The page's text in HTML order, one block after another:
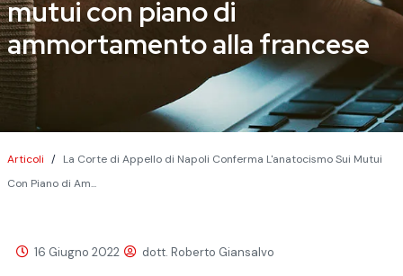
mutui con piano di
ammortamento alla francese
Briciole di pane
Articoli
La Corte di Appello di Napoli Conferma L'anatocismo Sui Mutui
Con Piano di Am...
16 Giugno 2022 dott. Roberto Giansalvo